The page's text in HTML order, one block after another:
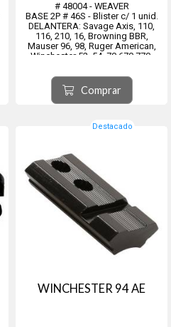
# 48004 - WEAVER
BASE 2P # 46S - Blister c/ 1 unid.
DELANTERA: Savage Axis, 110,
116, 210, 16, Browning BBR,
Mauser 96, 98, Ruger American,
Winchester 52, 54, 70,670,770.
210, 16, Winchester 52, Ruger
American
Comprar
Destacado
WINCHESTER 94 AE